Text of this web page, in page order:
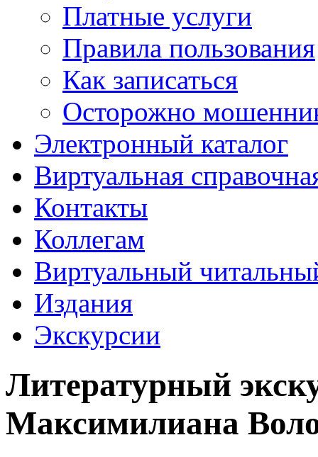
Платные услуги
Правила пользования
Как записаться
Осторожно
Электронный каталог
Виртуальная
Контакты
Коллегам
Виртуальный
Издания
Экскурсии
Литературный
Максимилиана